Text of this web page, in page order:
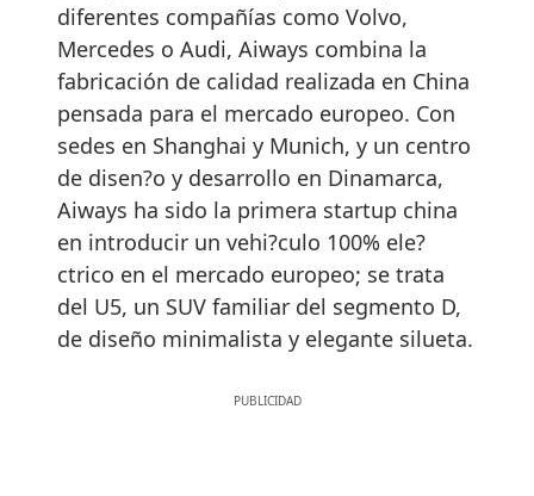
diferentes compañías como Volvo,
Mercedes o Audi, Aiways combina la
fabricación de calidad realizada en China
pensada para el mercado europeo. Con
sedes en Shanghai y Munich, y un centro
de disen?o y desarrollo en Dinamarca,
Aiways ha sido la primera startup china
en introducir un vehi?culo 100% ele?
ctrico en el mercado europeo; se trata
del U5, un SUV familiar del segmento D,
de diseño minimalista y elegante silueta.